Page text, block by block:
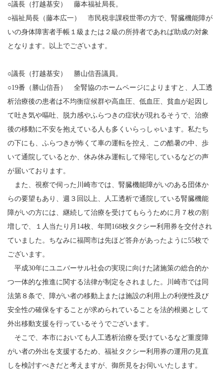
○議長（打越基安） 藤本福祉局長。
○福祉局長（藤本広一） 市民税非課税世帯の方で、腎臓機能障が
いの身体障害者手帳１級または２級の所持者であれば助成の対象
となります。以上でございます。
○議長（打越基安） 勝山信吾議員。
○19番（勝山信吾） 全腎協のホームページによりますと、人工透
析治療後の患者は不均衡症候群や高血圧、低血圧、貧血が起因し
て吐き気や嘔吐、脱力感やふらつきの症状が現れるそうで、治療
後の移動に不安を抱えている人も多くいらっしゃいます。私たち
の下にも、ふらつきが怖くて車の運転を控え、この酷暑の中、歩
いて通院しているとか、休み休み運転して帰宅しているなどの声
が届いております。
また、視察で伺った川崎市では、腎臓機能障がいのある団体か
らの要望もあり、週３回以上、人工透析で通院している腎臓機能
障がいの方には、継続して治療を受けてもらうために月７枚の割
増しで、１人当たり月14枚、年間168枚タクシー利用券を交付され
ていました。ちなみに福岡市は先ほど答弁があったように55枚で
ございます。
平成30年にユニバーサル社会の実現に向けた諸施策の総合的か
つ一体的な推進に関する法律が制定をされました。川崎市では同
法第８条で、障がい者の移動上または施設の利用上の利便性及び
安全性の確保をすることが求められていることを法的根拠として
外出移動支援を行っているそうでございます。
そこで、本市においても人工透析治療を受けているなど重度障
がい者の外出を支援するため、福祉タクシー利用券の運用の見直
しを検討すべきだと考えますが、御所見をお伺いいたします。